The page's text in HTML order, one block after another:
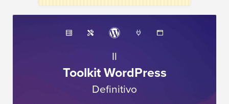
Il
Toolkit WordPress
Definitivo